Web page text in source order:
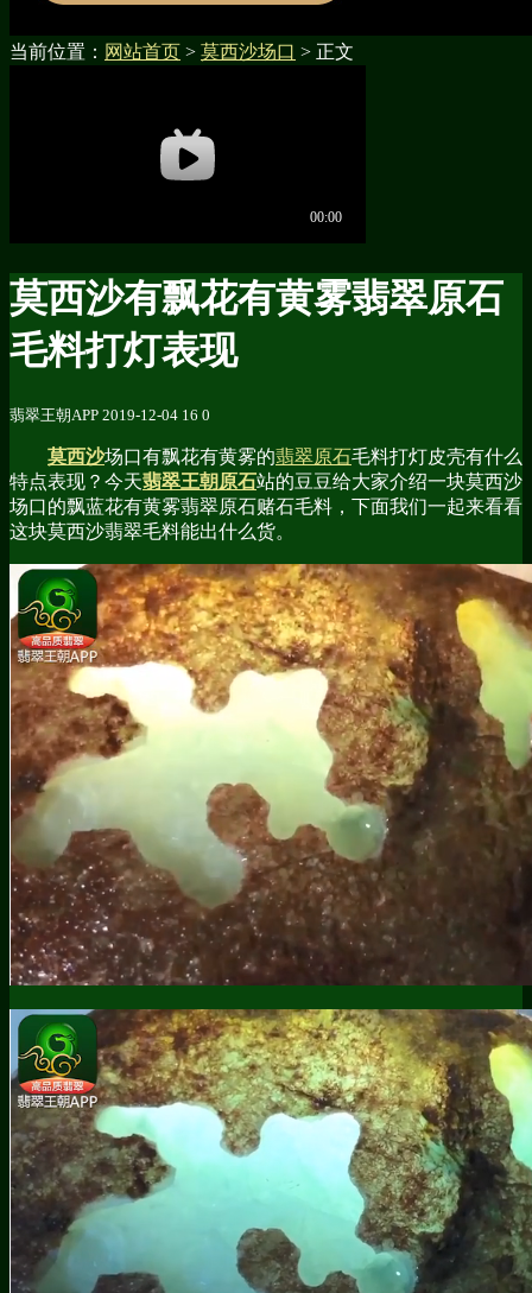
当前位置： 网站首页 > 莫西沙场口 > 正文
莫西沙有飘花有黄雾翡翠原石
毛料打灯表现
翡翠王朝APP 2019-12-04 16 0
莫西沙场口有飘花有黄雾的翡翠原石毛料打灯皮壳有什么
特点表现？今天翡翠王朝原石站的豆豆给大家介绍一块莫西沙
场口的飘蓝花有黄雾翡翠原石赌石毛料，下面我们一起来看看
这块莫西沙翡翠毛料能出什么货。